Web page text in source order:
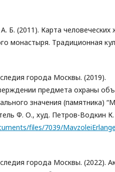
Б. (2011). Карта человеческих
монастыря. Традиционная
города Москвы. (2019).
предмета охраны
значения (памятника)
Ф. О., худ. Петров-Водкин К.
files/7039/
города Москвы. (2022).